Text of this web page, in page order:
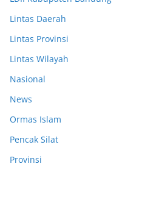
Lintas Daerah
Lintas Provinsi
Lintas Wilayah
Nasional
News
Ormas Islam
Pencak Silat
Provinsi